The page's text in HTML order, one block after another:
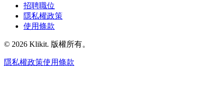
招聘職位
隱私權政策
使用條款
© 2026 Klikit. 版權所有。
隱私權政策使用條款